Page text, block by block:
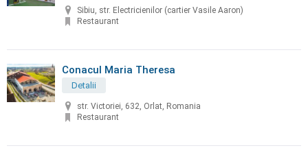
Sibiu, str. Electricienilor (cartier Vasile Aaron)
Restaurant
Conacul Maria Theresa
Detalii
str. Victoriei, 632, Orlat, Romania
Restaurant